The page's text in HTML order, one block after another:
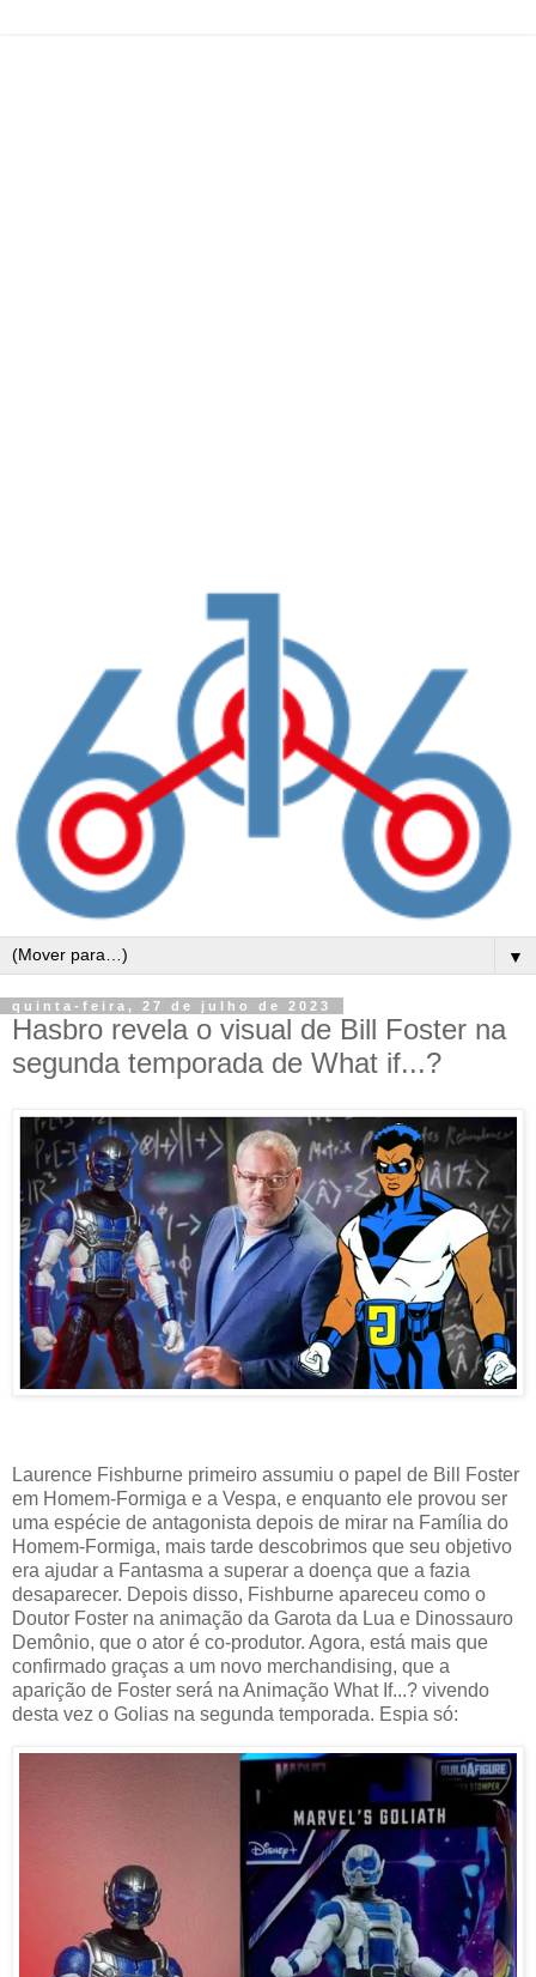
▼
quinta-feira, 27 de julho de 2023
Hasbro revela o visual de Bill Foster na
segunda temporada de What if...?
Laurence Fishburne primeiro assumiu o papel de Bill Foster
em Homem-Formiga e a Vespa, e enquanto ele provou ser
uma espécie de antagonista depois de mirar na Família do
Homem-Formiga, mais tarde descobrimos que seu objetivo
era ajudar a Fantasma a superar a doença que a fazia
desaparecer. Depois disso, Fishburne apareceu como o
Doutor Foster na animação da Garota da Lua e Dinossauro
Demônio, que o ator é co-produtor. Agora, está mais que
confirmado graças a um novo merchandising, que a
aparição de Foster será na Animação What If...? vivendo
desta vez o Golias na segunda temporada. Espia só: